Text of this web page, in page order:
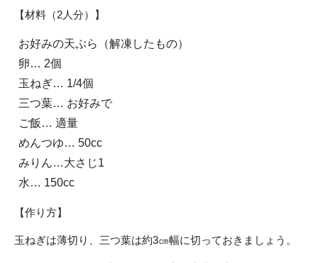
【材料（2人分）】
お好みの天ぷら（解凍したもの）
卵… 2個
玉ねぎ… 1/4個
三つ葉… お好みで
ご飯… 適量
めんつゆ… 50cc
みりん…大さじ1
水… 150cc
【作り方】
玉ねぎは薄切り、三つ葉は約3㎝幅に切っておきましょう。